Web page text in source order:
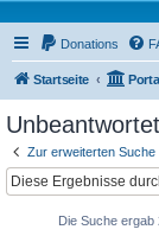
Donations
Startseite
Zur erweiterten Suche
Die Suche ergab